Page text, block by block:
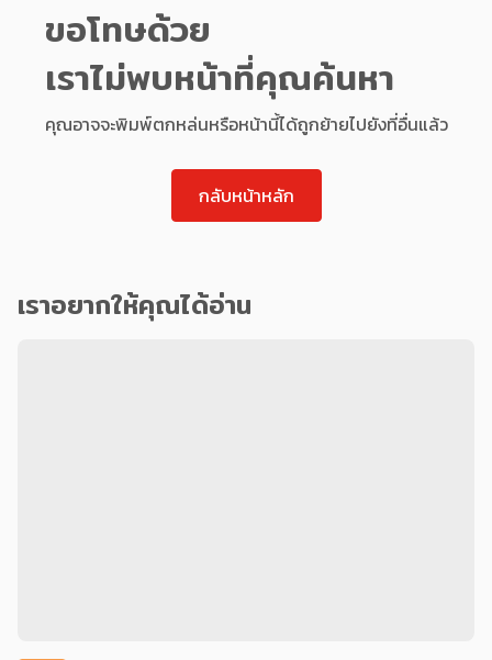
ขอโทษด้วย
เราไม่พบหน้าที่คุณค้นหา
คุณอาจจะพิมพ์ตกหล่นหรือหน้านี้ได้ถูกย้ายไปยังที่อื่นแล้ว
กลับหน้าหลัก
เราอยากให้คุณได้อ่าน